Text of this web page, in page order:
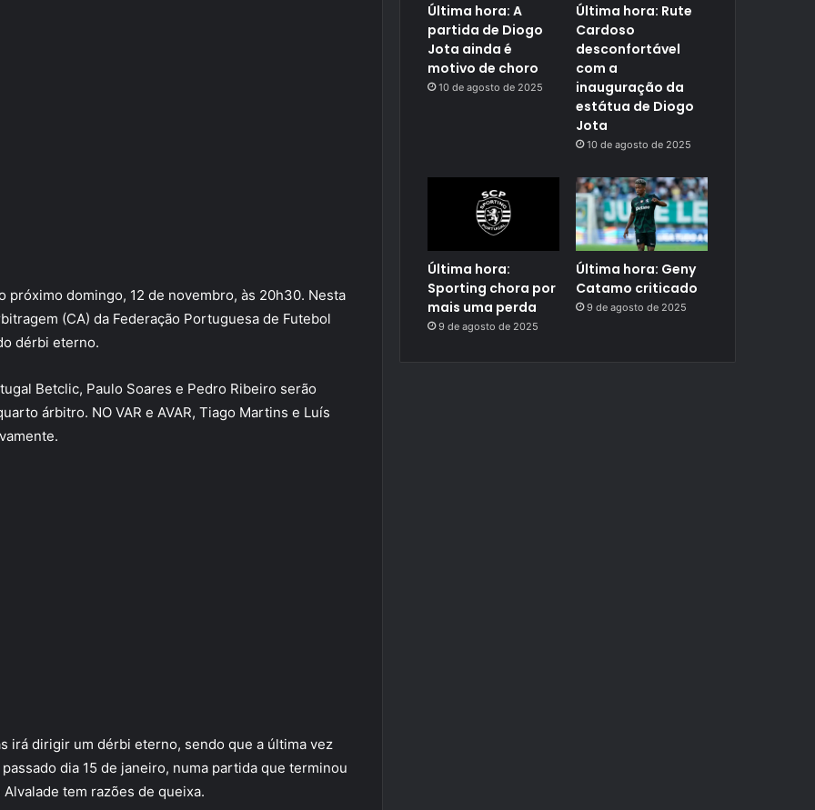
domingo, 12 de novembro, às 20h30. Nesta
(CA) da Federação Portuguesa de Futebol
dérbi eterno.
Betclic, Paulo Soares e Pedro Ribeiro serão
árbitro. NO VAR e AVAR, Tiago Martins e Luís
irá dirigir um dérbi eterno, sendo que a última vez
dia 15 de janeiro, numa partida que terminou
tem razões de queixa.
Última hora: A
partida de Diogo
Jota ainda é
motivo de choro
10 de agosto de 2025
Última hora: Rute
Cardoso
desconfortável
com a
inauguração da
estátua de Diogo
Jota
10 de agosto de 2025
Última hora:
Sporting chora por
mais uma perda
9 de agosto de 2025
Última hora: Geny
Catamo criticado
9 de agosto de 2025